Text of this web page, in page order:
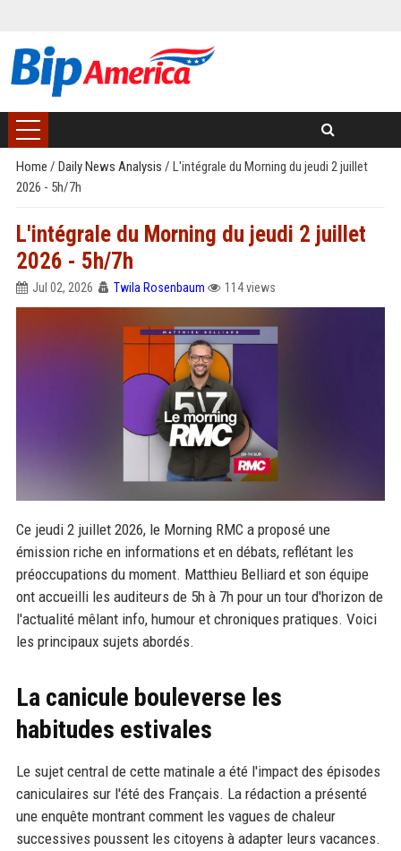
Home / Daily News Analysis / L'intégrale du Morning du jeudi 2 juillet
2026 - 5h/7h
L'intégrale du Morning du jeudi 2 juillet
2026 - 5h/7h
Jul 02, 2026 Twila Rosenbaum 114 views
Ce jeudi 2 juillet 2026, le Morning RMC a proposé une
émission riche en informations et en débats, reflétant les
préoccupations du moment. Matthieu Belliard et son équipe
ont accueilli les auditeurs de 5h à 7h pour un tour d'horizon de
l'actualité mêlant info, humour et chroniques pratiques. Voici
les principaux sujets abordés.
La canicule bouleverse les
habitudes estivales
Le sujet central de cette matinale a été l'impact des épisodes
caniculaires sur l'été des Français. La rédaction a présenté
une enquête montrant comment les vagues de chaleur
successives poussent les citoyens à adapter leurs vacances.